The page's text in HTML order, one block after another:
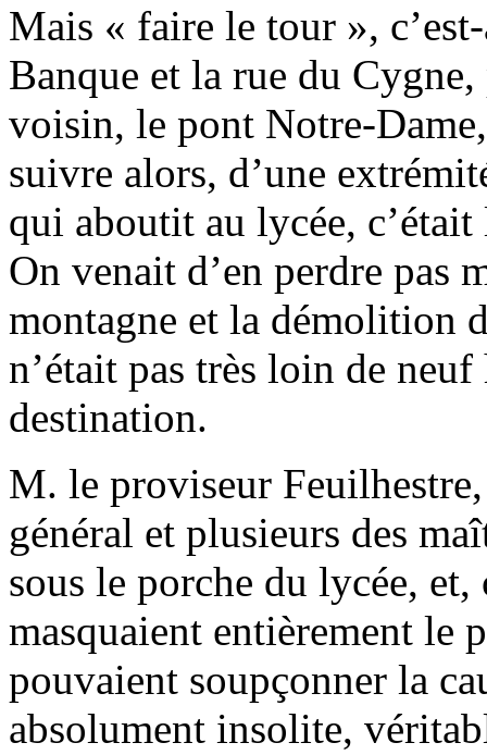
Mais « faire le tour »,
Banque et la rue du
voisin, le pont Notre-
suivre alors, d’une
qui aboutit au lycée,
On venait d’en perdre pas
montagne et la démo­lition
n’était pas très loin de
destination.
M. le proviseur
général et plusieurs des
sous le porche du lycée,
masquaient entièrement le
pouvaient soupçonner la
absolument insolite,